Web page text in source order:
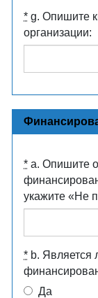
* g. Опишите
организации:
* a. Опишите
укажите «Не
* b. Является
Да